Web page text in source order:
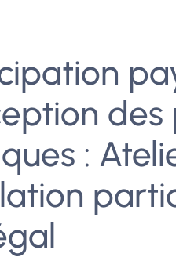
des
: